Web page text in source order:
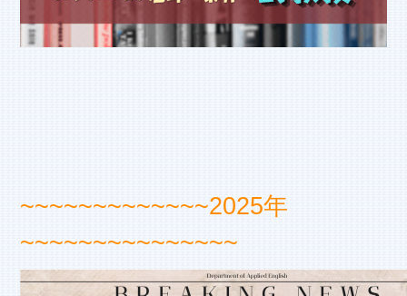
~~~~~~~~~~~~~2025年
~~~~~~~~~~~~~~~